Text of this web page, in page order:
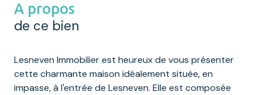
A propos
de ce bien
Lesneven Immobilier est heureux de vous présenter
cette charmante maison idéalement située, en
impasse, à l'entrée de Lesneven. Elle est composée